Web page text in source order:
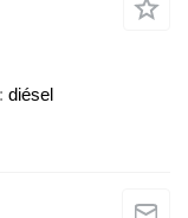
diésel